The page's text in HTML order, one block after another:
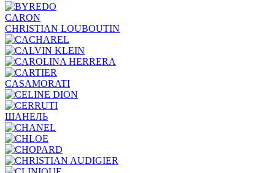
CARON
CHRISTIAN LOUBOUTIN
CASAMORATI
ШАНЕЛЬ